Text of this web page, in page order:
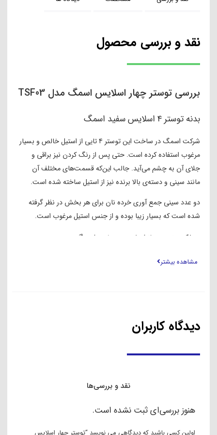
نقد و بررسی محصول
بررسی توستر چهار اسلایس اسمگ مدل TSF03
بدنه توستر ۴ اسلایس سفید اسمگ
شرکت اسمگ در ساخت این توستر ۴ تایی از استیل خالص و بسیار
مرغوب استفاده کرده است. حتی پس از رنگ کردن نیز براقی و
جلای آن به چشم می‌آید. جالب این‌که قسمت‌های مختلف آن
مانند سینی و دسته‌ی بالا برنده نیز از استیل ساخته شده است.
دو عدد سینی جمع آوری خرده نان برای هر بخش در نظر گرفته
شده است که بسیار زیبا بوده و از جنس استیل مرغوب است.
عملکرد توستر ۴ اسلایس سفید اسمگ
این ویژگی را در کمتر توستری می‌توانید مشاهده کنید. حالت بیگل
باشد، باز هم به صورت کامل برشته خواهد شد.
این توستر پروفی کوک مجهز به سیستم خاموشی خودکار می‌باشد.
مشاهده بیشتر
دیدگاه کاربران
نقد و بررسی‌ها
هنوز بررسی‌ای ثبت نشده است.
اولین کسی باشید که دیدگاهی می نویسد “توستر چهار اسلایس